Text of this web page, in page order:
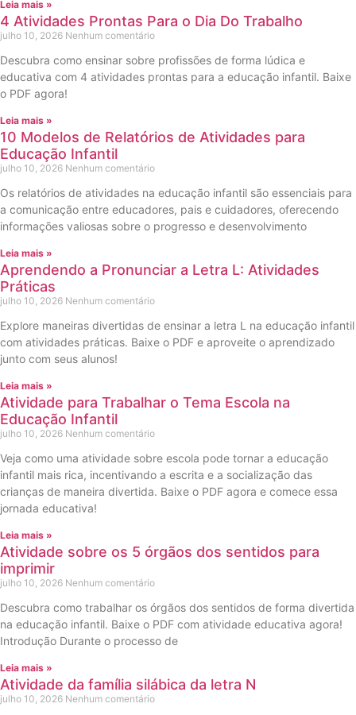
Leia mais »
4 Atividades Prontas Para o Dia Do Trabalho
julho 10, 2026 Nenhum comentário
Descubra como ensinar sobre profissões de forma lúdica e
educativa com 4 atividades prontas para a educação infantil. Baixe
o PDF agora!
Leia mais »
10 Modelos de Relatórios de Atividades para
Educação Infantil
julho 10, 2026 Nenhum comentário
Os relatórios de atividades na educação infantil são essenciais para
a comunicação entre educadores, pais e cuidadores, oferecendo
informações valiosas sobre o progresso e desenvolvimento
Leia mais »
Aprendendo a Pronunciar a Letra L: Atividades
Práticas
julho 10, 2026 Nenhum comentário
Explore maneiras divertidas de ensinar a letra L na educação infantil
com atividades práticas. Baixe o PDF e aproveite o aprendizado
junto com seus alunos!
Leia mais »
Atividade para Trabalhar o Tema Escola na
Educação Infantil
julho 10, 2026 Nenhum comentário
Veja como uma atividade sobre escola pode tornar a educação
infantil mais rica, incentivando a escrita e a socialização das
crianças de maneira divertida. Baixe o PDF agora e comece essa
jornada educativa!
Leia mais »
Atividade sobre os 5 órgãos dos sentidos para
imprimir
julho 10, 2026 Nenhum comentário
Descubra como trabalhar os órgãos dos sentidos de forma divertida
na educação infantil. Baixe o PDF com atividade educativa agora!
Introdução Durante o processo de
Leia mais »
Atividade da família silábica da letra N
julho 10, 2026 Nenhum comentário